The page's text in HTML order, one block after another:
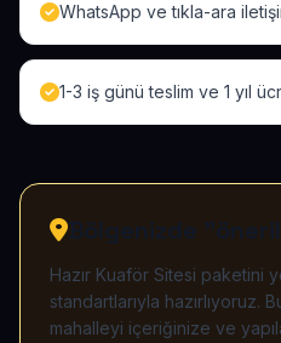
WhatsApp ve tıkla-ara
1-3 iş günü teslim ve 1 yıl
Bölgenizde
Hazır Kuaför Sitesi paketini
standartlarıyla hazırlıyoruz.
mahalleyi içeriğinize ve